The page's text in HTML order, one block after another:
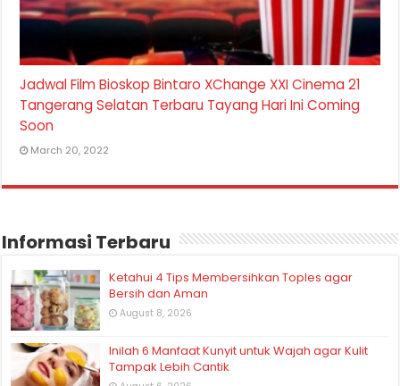
Jadwal Film Bioskop Bintaro XChange XXI Cinema 21
Tangerang Selatan Terbaru Tayang Hari Ini Coming
Soon
March 20, 2022
Informasi Terbaru
Ketahui 4 Tips Membersihkan Toples agar
Bersih dan Aman
August 8, 2026
Inilah 6 Manfaat Kunyit untuk Wajah agar Kulit
Tampak Lebih Cantik